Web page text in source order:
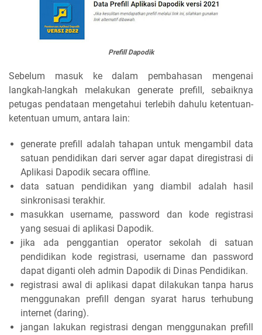
Prefill Dapodik
Sebelum masuk ke dalam pembahasan mengenai
langkah-langkah melakukan generate prefill, sebaiknya
petugas pendataan mengetahui terlebih dahulu ketentuan-
ketentuan umum, antara lain:
generate prefill adalah tahapan untuk mengambil data
satuan pendidikan dari server agar dapat diregistrasi di
Aplikasi Dapodik secara offline.
data satuan pendidikan yang diambil adalah hasil
sinkronisasi terakhir.
masukkan username, password dan kode registrasi
yang sesuai di aplikasi Dapodik.
jika ada penggantian operator sekolah di satuan
pendidikan kode registrasi, username dan password
dapat diganti oleh admin Dapodik di Dinas Pendidikan.
registrasi awal di aplikasi dapat dilakukan tanpa harus
menggunakan prefill dengan syarat harus terhubung
internet (daring).
jangan lakukan registrasi dengan menggunakan prefill